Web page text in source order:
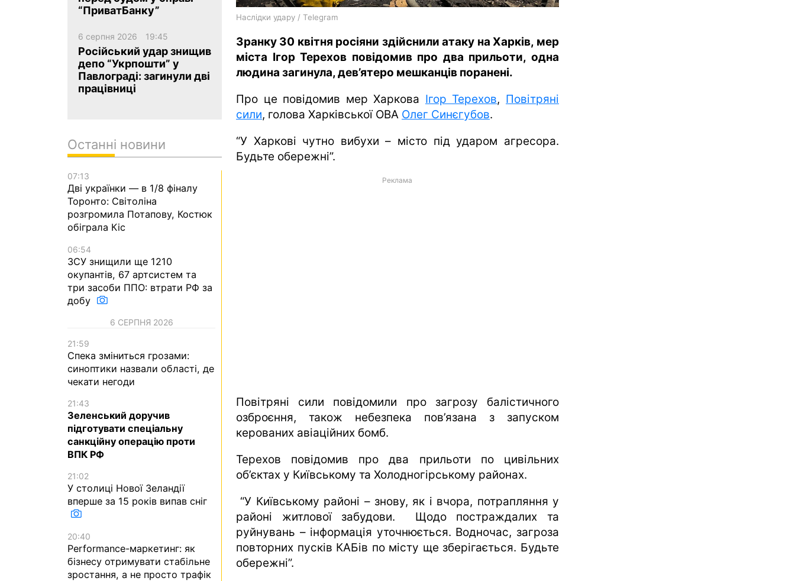
Наслідки удару / Telegram
Зранку 30 квітня росіяни здійснили атаку на Харків, мер
міста Ігор Терехов повідомив про два прильоти, одна
людина загинула, дев’ятеро мешканців поранені.
Про це повідомив мер Харкова Ігор Терехов, Повітряні
сили, голова Харківської ОВА Олег Синєгубов.
“У Харкові чутно вибухи – місто під ударом агресора.
Будьте обережні”.
Реклама
Повітряні сили повідомили про загрозу балістичного
озброєння, також небезпека пов’язана з запуском
керованих авіаційних бомб.
Терехов повідомив про два прильоти по цивільних
об’єктах у Київському та Холодногірському районах.
“У Київському районі – знову, як і вчора, потрапляння у
районі житлової забудови. Щодо постраждалих та
руйнувань – інформація уточнюється. Водночас, загроза
повторних пусків КАБів по місту ще зберігається. Будьте
обережні”.
“ПриватБанку”
6 серпня 2026 19:45
Російський удар знищив
депо “Укрпошти” у
Павлограді: загинули дві
працівниці
Останні новини
07:13
Дві українки — в 1/8 фіналу
Торонто: Світоліна
розгромила Потапову, Костюк
обіграла Кіс
06:54
ЗСУ знищили ще 1210
окупантів, 67 артсистем та
три засоби ППО: втрати РФ за
добу
6 СЕРПНЯ 2026
21:59
Спека зміниться грозами:
синоптики назвали області, де
чекати негоди
21:43
Зеленський доручив
підготувати спеціальну
санкційну операцію проти
ВПК РФ
21:02
У столиці Нової Зеландії
вперше за 15 років випав сніг
20:40
Performance-маркетинг: як
бізнесу отримувати стабільне
зростання, а не просто трафік